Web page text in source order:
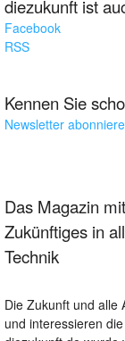
diezukunft ist
Facebook
RSS
Kennen Sie
Newsletter
Das Magazin
Zukünftiges in
Technik
Die Zukunft und alle
und interessieren